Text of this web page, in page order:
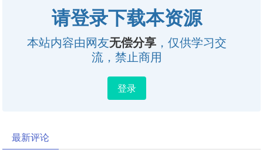
请登录下载本资源
本站内容由网友无偿分享 ，仅供学习交
流，禁止商用
登录
最新评论